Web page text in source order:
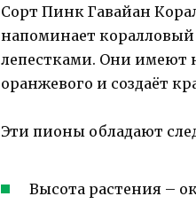
Сорт Пинк Гавайан
напоминает
лепестками. Они имеют
оранжевого и создаёт
Эти пионы обладают
Высота растения –